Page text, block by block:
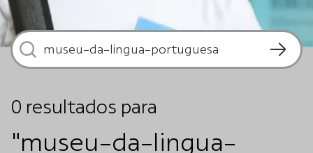
0 resultados para
"museu-da-lingua-